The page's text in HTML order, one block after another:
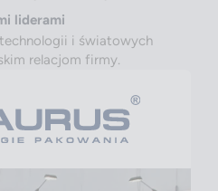
liderami
i światowych
relacjom firmy.